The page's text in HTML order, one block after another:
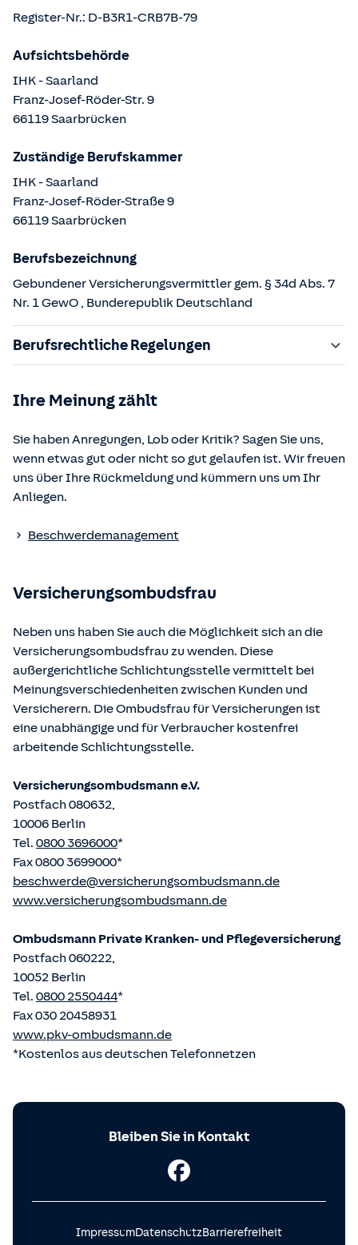
Register-Nr.: D-B3R1-CRB7B-79
Aufsichtsbehörde
IHK - Saarland
Franz-Josef-Röder-Str. 9
66119Saarbrücken
Zuständige Berufskammer
IHK - Saarland
Franz-Josef-Röder-Straße9
66119Saarbrücken
Berufsbezeichnung
Gebundener Versicherungsvermittler gem. § 34d Abs. 7
Nr. 1 GewO , Bunderepublik Deutschland
Berufsrechtliche Regelungen
§§ 59 – 68 Gesetz über den Versicherungsvertrag
§ 48b Versicherungsaufsichtsgesetz (VAG)
Verordnung über die Versicherungsvermittlung und -
Die berufsrechtlichen Regelungen können über die vom
eingesehen und abgerufen werden.
Ihre Meinung zählt
Sie haben Anregungen, Lob oder Kritik? Sagen Sie uns,
wenn etwas gut oder nicht so gut gelaufen ist. Wir freuen
uns über Ihre Rückmeldung und kümmern uns um Ihr
Anliegen.
Beschwerdemanagement
Versicherungsombudsfrau
Neben uns haben Sie auch die Möglichkeit sich an die
Versicherungsombudsfrau zu wenden. Diese
außergerichtliche Schlichtungsstelle vermittelt bei
Meinungsverschiedenheiten zwischen Kunden und
Versicherern. Die Ombudsfrau für Versicherungen ist
eine unabhängige und für Verbraucher kostenfrei
arbeitende Schlichtungsstelle.
Versicherungsombudsmann e.V.
Postfach 080632,
10006 Berlin
Tel. 0800 3696000*
Fax 0800 3699000*
beschwerde@versicherungsombudsmann.de
www.versicherungsombudsmann.de
Ombudsmann Private Kranken- und Pflege­versicherung
Postfach 060222,
10052 Berlin
Tel. 0800 2550444*
Fax 030 20458931
www.pkv-ombudsmann.de
*Kostenlos aus deutschen Telefonnetzen
Bleiben Sie in Kontakt
ImpressumDatenschutzBarrierefreiheit